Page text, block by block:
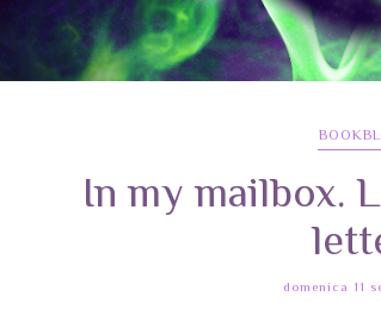
In my mailbox.
domenica 11